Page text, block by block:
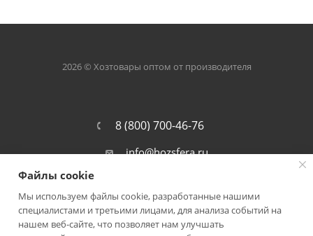
2026 © Хозтовары оптом от производителя
8 (800) 700-46-76
info@hozsfera.ru
301105, Тульская обл., Ленинский р-
он, пос. Ильинка, ул. Центральная, д.
19а, корп. 7
Файлы cookie
Мы используем файлы cookie, разработанные нашими
специалистами и третьими лицами, для анализа событий на
нашем веб-сайте, что позволяет нам улучшать